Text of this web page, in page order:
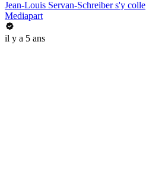
Jean-Louis Servan-Schreiber s'y colle
Mediapart
il y a 5 ans